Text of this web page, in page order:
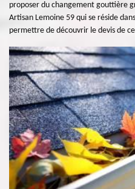
proposer du changement gouttière
Artisan Lemoine 59 qui se réside
permettre de découvrir le devis de